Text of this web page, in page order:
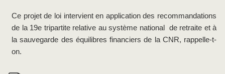
Ce projet de loi intervient en application des recommandations
de la 19e tripartite relative au système national de retraite et à
la sauvegarde des équilibres financiers de la CNR, rappelle-t-
on.